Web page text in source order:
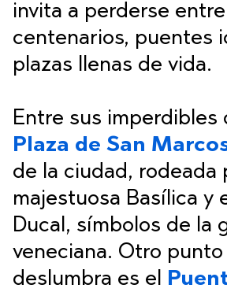
invita a perderse
centenarios, puentes
plazas llenas de vida.
Entre sus imperdibles
Plaza de San
de la ciudad, rodeada
majestuosa Basílica y
Ducal, símbolos de la
veneciana. Otro
deslumbra es el